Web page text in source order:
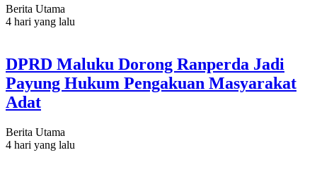
Berita Utama
4 hari yang lalu
DPRD Maluku Dorong Ranperda Jadi
Payung Hukum Pengakuan Masyarakat
Adat
Berita Utama
4 hari yang lalu